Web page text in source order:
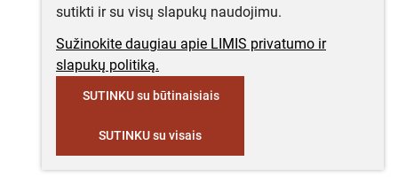
sutikti ir su visų slapukų naudojimu.
Sužinokite daugiau apie LIMIS privatumo ir
slapukų politiką.
SUTINKU su būtinaisiais
SUTINKU su visais